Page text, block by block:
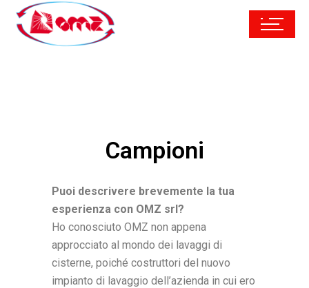
Campioni
Puoi descrivere brevemente la tua
esperienza con OMZ srl?
Ho conosciuto OMZ non appena
approcciato al mondo dei lavaggi di
cisterne, poiché costruttori del nuovo
impianto di lavaggio dell’azienda in cui ero